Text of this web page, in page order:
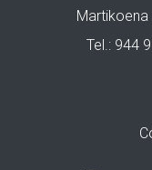
Tel.: 944